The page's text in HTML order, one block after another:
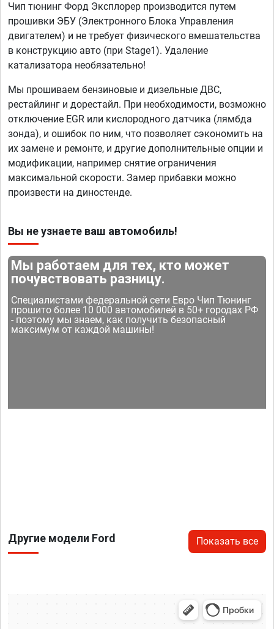
Чип тюнинг Форд Эксплорер производится путем
прошивки ЭБУ (Электронного Блока Управления
двигателем) и не требует физического вмешательства
в конструкцию авто (при Stage1). Удаление
катализатора необязательно!
Мы прошиваем бензиновые и дизельные ДВС,
рестайлинг и дорестайл. При необходимости, возможно
отключение EGR или кислородного датчика (лямбда
зонда), и ошибок по ним, что позволяет сэкономить на
их замене и ремонте, и другие дополнительные опции и
модификации, например снятие ограничения
максимальной скорости. Замер прибавки можно
произвести на диностенде.
Вы не узнаете ваш автомобиль!
Мы работаем для тех, кто может
почувствовать разницу.
Специалистами федеральной сети Евро Чип Тюнинг
прошито более 10 000 автомобилей в 50+ городах РФ
- поэтому мы знаем, как получить безопасный
максимум от каждой машины!
Другие модели Ford Показать все